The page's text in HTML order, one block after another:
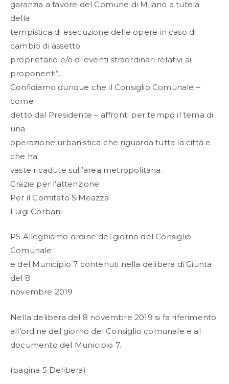
garanzia a favore del Comune di Milano a tutela
della
tempistica di esecuzione delle opere in caso di
cambio di assetto
proprietario e/o di eventi straordinari relativi ai
proponenti”.
Confidiamo dunque che il Consiglio Comunale –
come
detto dal Presidente – affronti per tempo il tema di
una
operazione urbanistica che riguarda tutta la città e
che ha
vaste ricadute sull’area metropolitana.
Grazie per l’attenzione
Per il Comitato SiMeazza
Luigi Corbani
PS Alleghiamo ordine del giorno del Consiglio
Comunale
e del Municipio 7 contenuti nella delibera di Giunta
del 8
novembre 2019
Nella delibera del 8 novembre 2019 si fa riferimento
all’ordine del giorno del Consiglio comunale e al
documento del Municipio 7.
(pagina 5 Delibera)